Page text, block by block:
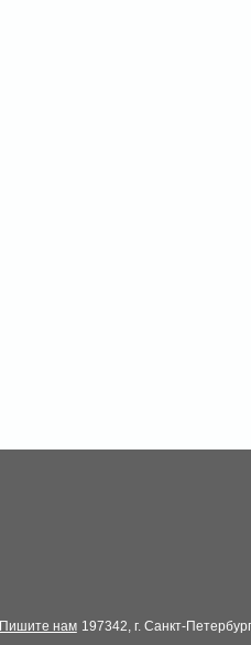
Пишите нам 197342, г. Санкт-